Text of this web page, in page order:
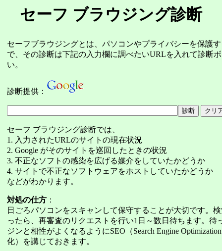
セーフ ブラウジング診断
セーフブラウジングとは、パソコンやプライバシーを保護
で、その診断は下記の入力欄に調べたいURLを入れて診断
い。
診断提供：
セーフ ブラウジング診断では、
1. 入力されたURLのサイトの現在状況
2. Google がそのサイトを巡回したときの状況
3. 不正なソフトの感染を広げる媒介をしていたかどうか
4. サイトで不正なソフトウェアをホストしていたかどうか
などがわかります。
対処の仕方 ：
日ごろパソコンをスキャンして保守することが大切です。
ったら、再審査のリクエストを行い1日～数日待ちます。待
ジンと相性がよくなるようにSEO（Search Engine
化）を講じておきます。